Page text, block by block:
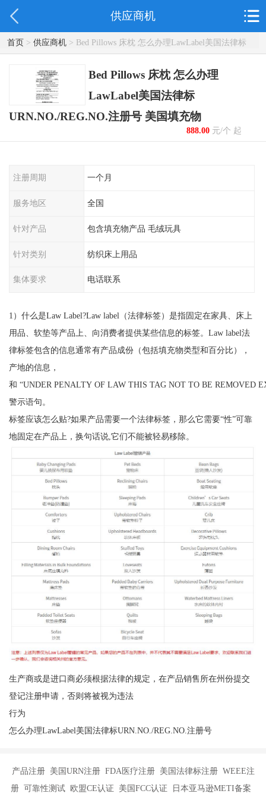
供应商机
首页> 供应商机> Bed Pillows 床枕 怎么办理LawLabel美国法律标
URN.NO./REG.NO.注册号 美国填充物
Bed Pillows 床枕 怎么办理
LawLabel美国法律标
URN.NO./REG.NO.注册号 美国填充物
888.00元/个 起
注册周期 一个月
服务地区 全国
针对产品 包含填充物产品 毛绒玩具
针对类别 纺织床上用品
集体要求 电话联系
1）什么是Law Label?Law label（法律标签）是指固定在家具、床上
用品、软垫等产品上、向消费者提供某些信息的标签。Law label法
律标签包含的信息通常有产品成份（包括填充物类型和百分比），
产地的信息，
和 “UNDER PENALTY OF LAW THIS TAG NOT TO BE REMOVED
警示语句。
标签应该怎么贴?如果产品需要一个法律标签，那么它需要“性”可靠
地固定在产品上，换句话说,它们不能被轻易移除。
生产商或是进口商必须根据法律的规定，在产品销售所在州份提交
登记注册申请，否则将被视为违法
行为
怎么办理LawLabel美国法律标URN.NO./REG.NO.注册号
产品注册 美国URN注册 FDA医疗注册 美国法律标注册 WEEE注
册 可靠性测试 欧盟CE认证 美国FCC认证 日本亚马逊METI备案